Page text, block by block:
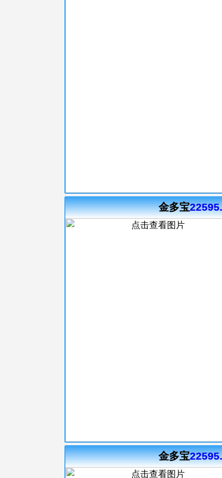
金多宝
金多宝